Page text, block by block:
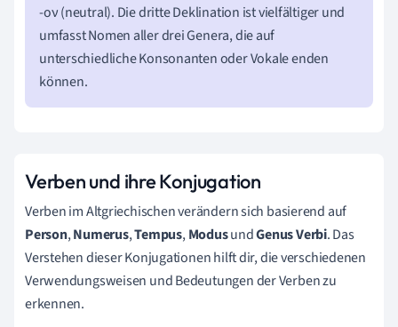
-ον (neutral). Die dritte Deklination ist vielfältiger und
umfasst Nomen aller drei Genera, die auf
unterschiedliche Konsonanten oder Vokale enden
können.
Verben und ihre Konjugation
Verben im Altgriechischen verändern sich basierend auf
Person,Numerus,Tempus,ModusundGenus Verbi. Das
Verstehen dieser Konjugationen hilft dir, die verschiedenen
Verwendungsweisen und Bedeutungen der Verben zu
erkennen.